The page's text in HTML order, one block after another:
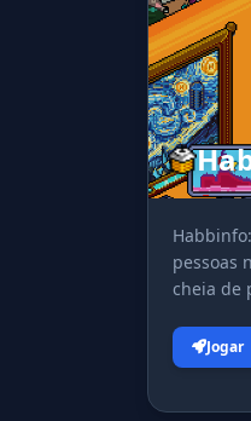
pessoas
cheia de
Jogar